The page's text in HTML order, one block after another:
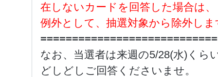
在しないカードを回答した場合は、
例外として、抽選対象から除外し
なお、当選者は来週の5/28(水)くら
どしどしご回答くださいませ。